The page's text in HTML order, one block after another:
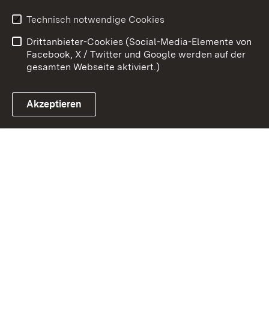
Link zum Landesportal
Barrierefreiheit
Impressum
Cookies
Technisch notwendige Cookies
Drittanbieter-Cookies (Social-Media-Elemente von
Facebook, X / Twitter und Google werden auf der
gesamten Webseite aktiviert.)
Akzeptieren